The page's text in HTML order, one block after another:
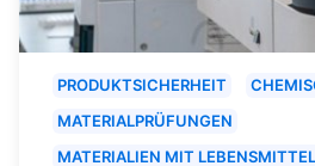
PRODUKTSICHERHEIT
MATERIALPRÜFUNGEN
MATERIALIEN MIT